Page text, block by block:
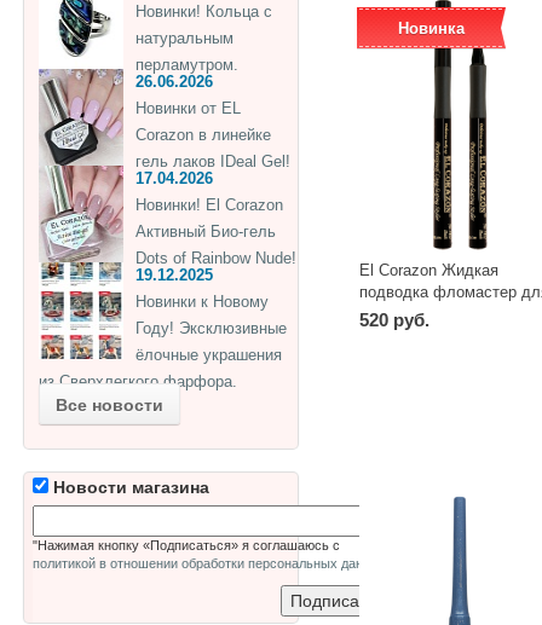
Новинка
El Corazon Жидкая
подводка фломастер
глаз EC-502 Black
520 руб.
Новинки! Кольца с
натуральным
перламутром.
26.06.2026
Новинки от EL
Corazon в линейке
гель лаков IDeal Gel!
17.04.2026
Новинки! El Corazon
Активный Био-гель
Dots of Rainbow Nude!
19.12.2025
Новинки к Новому
Году! Эксклюзивные
ёлочные украшения
из Сверхлегкого фарфора.
Все новости
Новости магазина
"Нажимая кнопку «Подписаться» я соглашаюсь с
политикой в отношении обработки персональных данных